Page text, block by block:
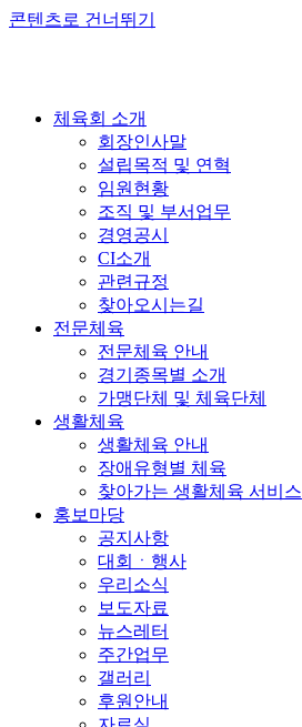
콘텐츠로 건너뛰기
체육회 소개
회장인사말
설립목적 및 연혁
임원현황
조직 및 부서업무
경영공시
CI소개
관련규정
찾아오시는길
전문체육
전문체육 안내
경기종목별 소개
가맹단체 및 체육단체
생활체육
생활체육 안내
장애유형별 체육
찾아가는 생활체육 서비스
홍보마당
공지사항
대회ㆍ행사
우리소식
보도자료
뉴스레터
주간업무
갤러리
후원안내